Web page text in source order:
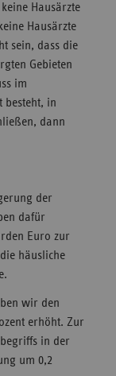
Hausärzte
Hausärzte
sein, dass die
Gebieten
im
besteht, in
dann
der
dafür
Euro zur
häusliche
wir den
erhöht. Zur
in der
um 0,2